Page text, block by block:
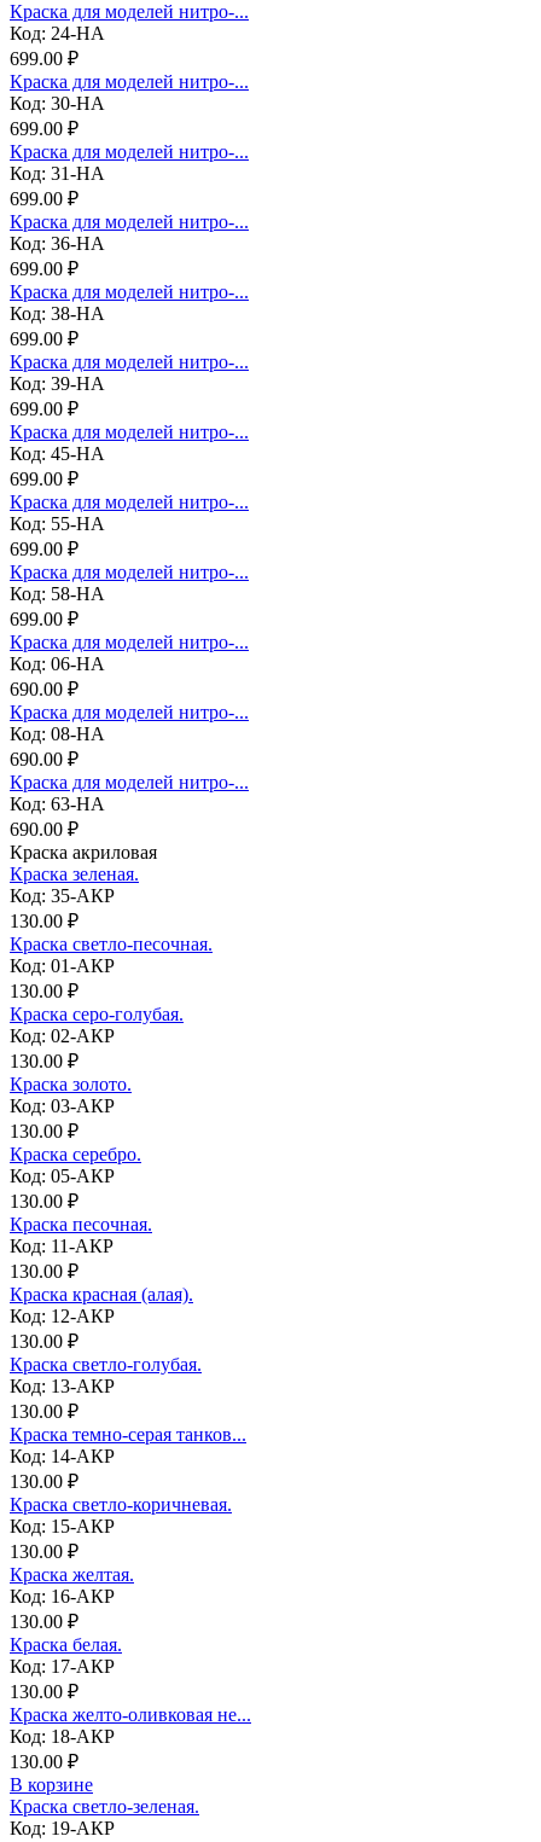
Краска для моделей нитро-...
Код: 24-НА
699.00 ₽
Краска для моделей нитро-...
Код: 30-НА
699.00 ₽
Краска для моделей нитро-...
Код: 31-НА
699.00 ₽
Краска для моделей нитро-...
Код: 36-НА
699.00 ₽
Краска для моделей нитро-...
Код: 38-НА
699.00 ₽
Краска для моделей нитро-...
Код: 39-НА
699.00 ₽
Краска для моделей нитро-...
Код: 45-НА
699.00 ₽
Краска для моделей нитро-...
Код: 55-НА
699.00 ₽
Краска для моделей нитро-...
Код: 58-НА
699.00 ₽
Краска для моделей нитро-...
Код: 06-НА
690.00 ₽
Краска для моделей нитро-...
Код: 08-НА
690.00 ₽
Краска для моделей нитро-...
Код: 63-НА
690.00 ₽
Краска акриловая
Краска зеленая.
Код: 35-АКР
130.00 ₽
Краска светло-песочная.
Код: 01-АКР
130.00 ₽
Краска серо-голубая.
Код: 02-АКР
130.00 ₽
Краска золото.
Код: 03-АКР
130.00 ₽
Краска серебро.
Код: 05-АКР
130.00 ₽
Краска песочная.
Код: 11-АКР
130.00 ₽
Краска красная (алая).
Код: 12-АКР
130.00 ₽
Краска светло-голубая.
Код: 13-АКР
130.00 ₽
Краска темно-серая танков...
Код: 14-АКР
130.00 ₽
Краска светло-коричневая.
Код: 15-АКР
130.00 ₽
Краска желтая.
Код: 16-АКР
130.00 ₽
Краска белая.
Код: 17-АКР
130.00 ₽
Краска желто-оливковая не...
Код: 18-АКР
130.00 ₽
В корзине
Краска светло-зеленая.
Код: 19-АКР